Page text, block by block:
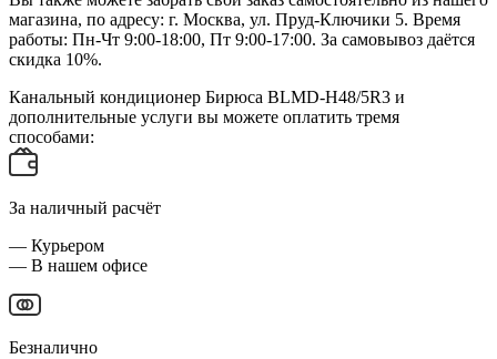
магазина, по адресу: г. Москва, ул. Пруд-Ключики 5. Время
работы: Пн-Чт 9:00-18:00, Пт 9:00-17:00. За самовывоз даётся
скидка 10%.
Канальный кондиционер Бирюса BLMD-H48/5R3 и
дополнительные услуги вы можете оплатить тремя
способами:
За наличный расчёт
— Курьером
— В нашем офисе
Безналично